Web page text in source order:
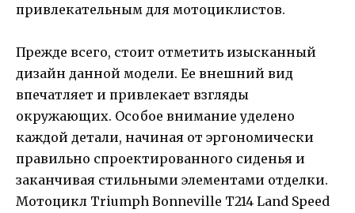
привлекательным для мотоциклистов.
Прежде всего, стоит отметить изысканный
дизайн данной модели. Ее внешний вид
впечатляет и привлекает взгляды
окружающих. Особое внимание уделено
каждой детали, начиная от эргономически
правильно спроектированного сиденья и
заканчивая стильными элементами отделки.
Мотоцикл Triumph Bonneville T214 Land Speed